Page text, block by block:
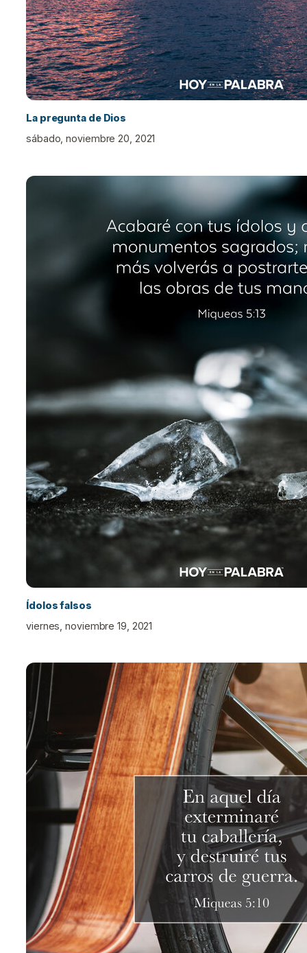
La pregunta de Dios
sábado, noviembre 20, 2021
Ídolos falsos
viernes, noviembre 19, 2021